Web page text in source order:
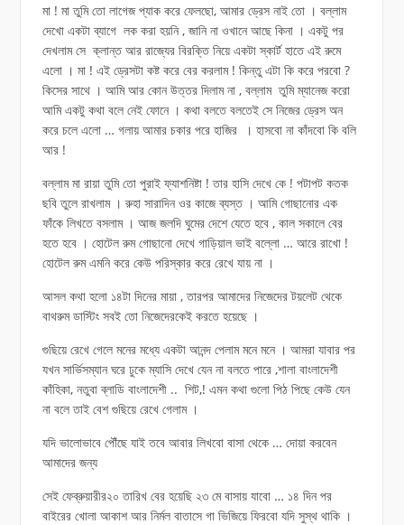
মা ! মা তুমি তো লাগেজ প্যাক করে ফেলছো, আমার ড্রেস নাই তো । বল্লাম
দেখো একটা ব্যাগে লক করা হয়নি , জানি না ওখানে আছে কিনা । একটু পর
দেখলাম সে ক্লান্ত আর রাজ্যের বিরক্তি নিয়ে একটা স্কার্ট হাতে এই রুমে
এলো । মা ! এই ড্রেসটা কষ্ট করে বের করলাম ! কিন্তু এটা কি করে পরবো ?
কিসের সাথে । আমি আর কোন উত্তর দিলাম না , বল্লাম তুমি ম্যানেজ করো
আমি একটু কথা বলে নেই ফোনে । কথা বলতে বলতেই সে নিজের ড্রেস অন
করে চলে এলো … গলায় আমার চকার পরে হাজির । হাসবো না কাঁদবো কি বলি
আর !
বল্লাম মা রায়া তুমি তো পুরাই ফ্যাশনিষ্টা ! তার হাসি দেখে কে ! পটাপট কতক
ছবি তুলে রাখলাম । রুহা সারাদিন ওর কাজে ব্যস্ত । আমি গোছানোর এক
ফাঁকে লিখতে বসলাম । আজ জলদি ঘুমের দেশে যেতে হবে , কাল সকালে বের
হতে হবে । হোটেল রুম গোছানো দেখে গাড়িয়াল ভাই বল্লো … আরে রাখো !
হোটেল রুম এমনি করে কেউ পরিস্কার করে রেখে যায় না ।
আসল কথা হলো ১৪টা দিনের মায়া , তারপর আমাদের নিজেদের টয়লেট থেকে
বাথরুম ডাস্টিং সবই তো নিজেদেরকেই করতে হয়েছে ।
গুছিয়ে রেখে গেলে মনের মধ্যে একটা আনন্দ পেলাম মনে মনে । আমরা যাবার পর
যখন সার্ভিসম্যান ঘরে ঢুকে ম্যাসি দেখে যেন না বলতে পারে ,শালা বাংলাদেশী
কাঁহিকা, নতুবা ব্লাডি বাংলাদেশী .. শিট,! এমন কথা গুলো পিঠ পিছে কেউ যেন
না বলে তাই বেশ গুছিয়ে রেখে গেলাম ।
যদি ভালোভাবে পৌঁছে যাই তবে আবার লিখবো বাসা থেকে … দোয়া করবেন
আমাদের জন্য
সেই ফেব্রুয়ারীর২০ তারিখ বের হয়েছি ২৩ মে বাসায় যাবো … ১৪ দিন পর
বাইরের খোলা আকাশ আর নির্মল বাতাসে গা ভিজিয়ে ফিরবো যদি সুস্থ থাকি ।